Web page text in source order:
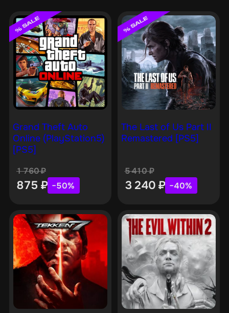
Grand Theft Auto
Online (PlayStation5)
[PS5]
1 760₽
875 ₽ −50%
The Last of Us Part II
Remastered [PS5]
5 410₽
3 240 ₽ −40%